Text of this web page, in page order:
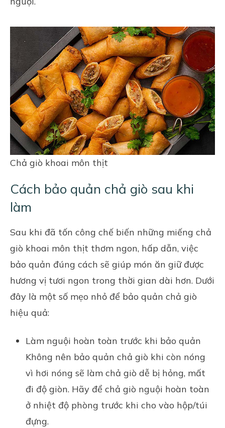
Chả giò khoai môn thịt
Cách bảo quản chả giò sau khi
làm
Sau khi đã tốn công chế biến những miếng chả
giò khoai môn thịt thơm ngon, hấp dẫn, việc
bảo quản đúng cách sẽ giúp món ăn giữ được
hương vị tươi ngon trong thời gian dài hơn. Dưới
đây là một số mẹo nhỏ để bảo quản chả giò
hiệu quả:
Làm nguội hoàn toàn trước khi bảo quản
Không nên bảo quản chả giò khi còn nóng
vì hơi nóng sẽ làm chả giò dễ bị hỏng, mất
đi độ giòn. Hãy để chả giò nguội hoàn toàn
ở nhiệt độ phòng trước khi cho vào hộp/túi
đựng.